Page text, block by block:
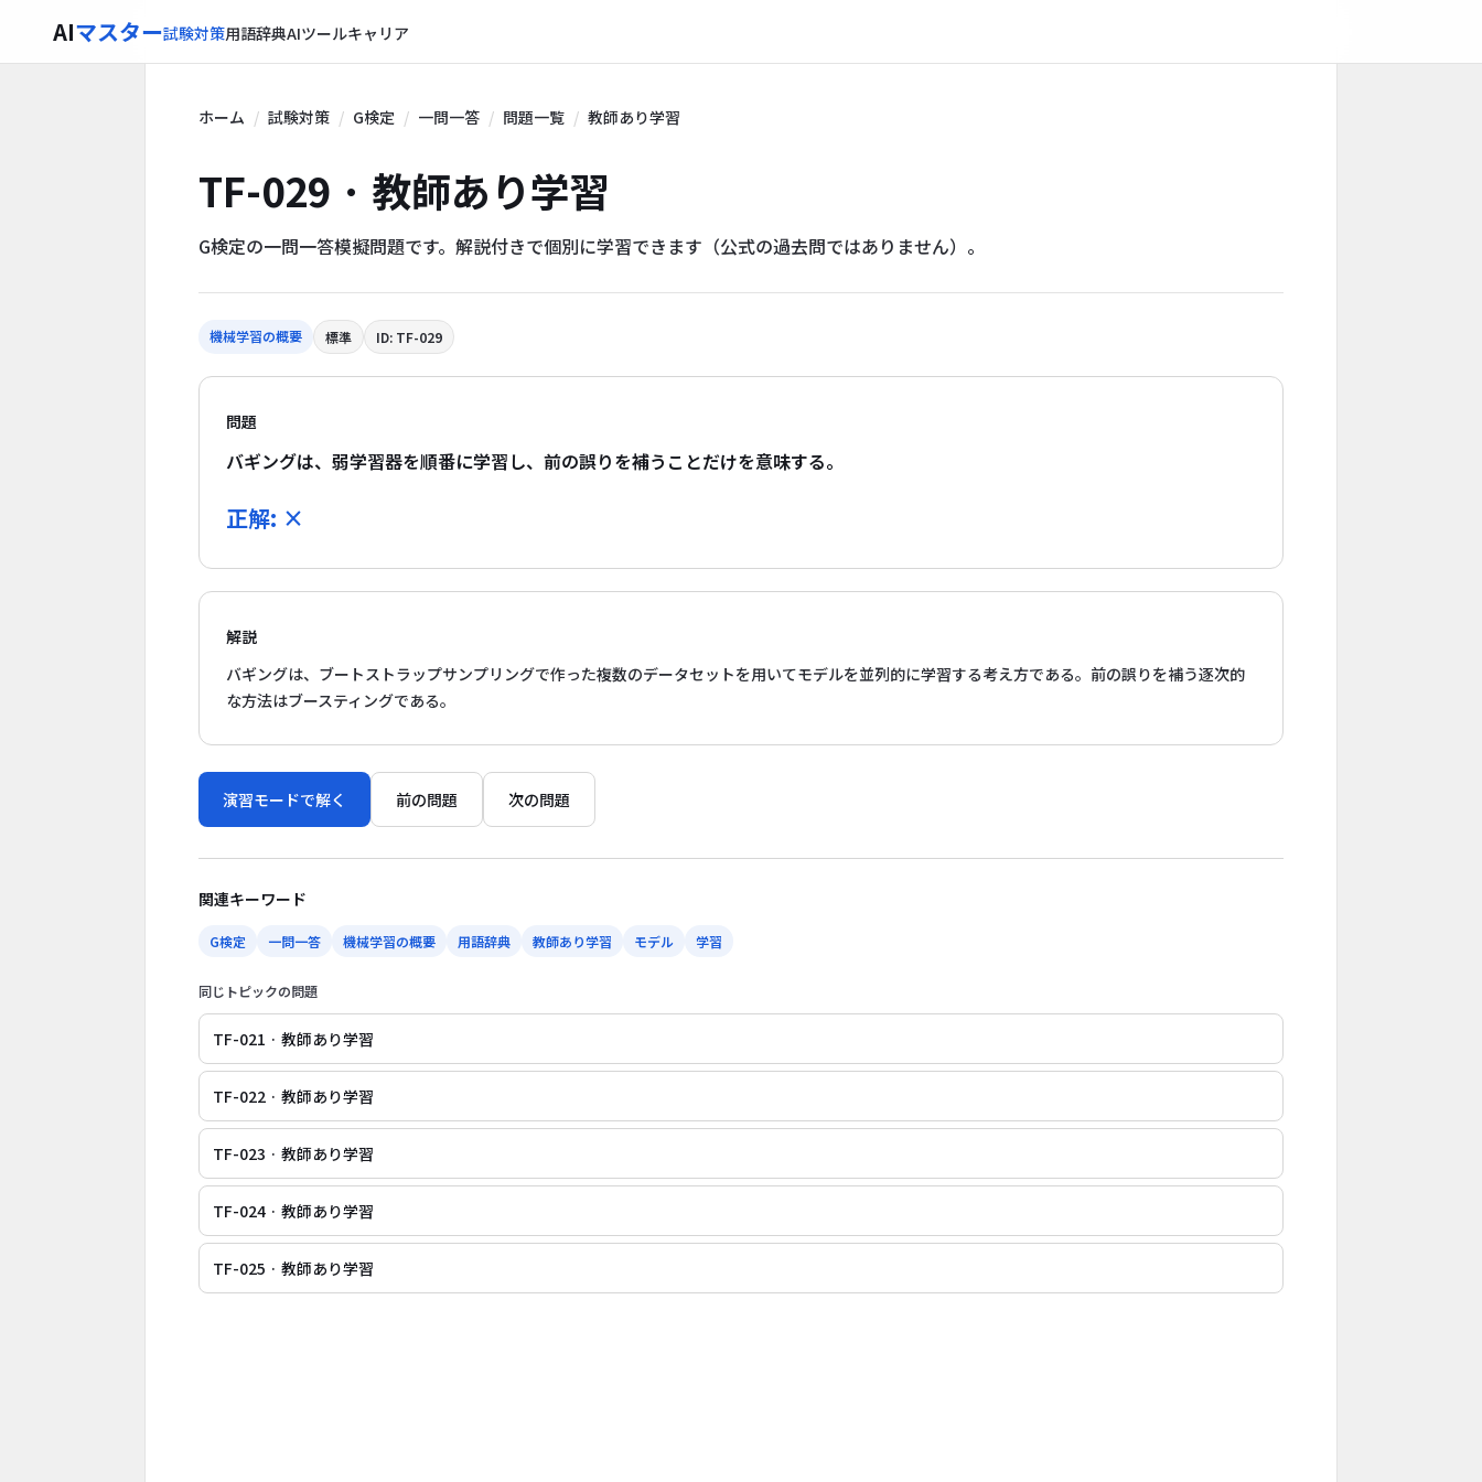
AIマスター試験対策用語辞典AIツールキャリア
ホーム 試験対策 G検定 一問一答 問題一覧 教師あり学習
TF-029 · 教師あり学習
G検定の一問一答模擬問題です。解説付きで個別に学習できます（公式の過去問ではありません）。
機械学習の概要 標準 ID: TF-029
問題
バギングは、弱学習器を順番に学習し、前の誤りを補うことだけを意味する。
正解: ×
解説
バギングは、ブートストラップサンプリングで作った複数のデータセットを用いてモデルを並列的に学習する考え方である。前の誤りを補う逐次的
な方法はブースティングである。
演習モードで解く 前の問題 次の問題
関連キーワード
G検定 一問一答 機械学習の概要 用語辞典 教師あり学習 モデル 学習
同じトピックの問題
TF-021 · 教師あり学習
TF-022 · 教師あり学習
TF-023 · 教師あり学習
TF-024 · 教師あり学習
TF-025 · 教師あり学習